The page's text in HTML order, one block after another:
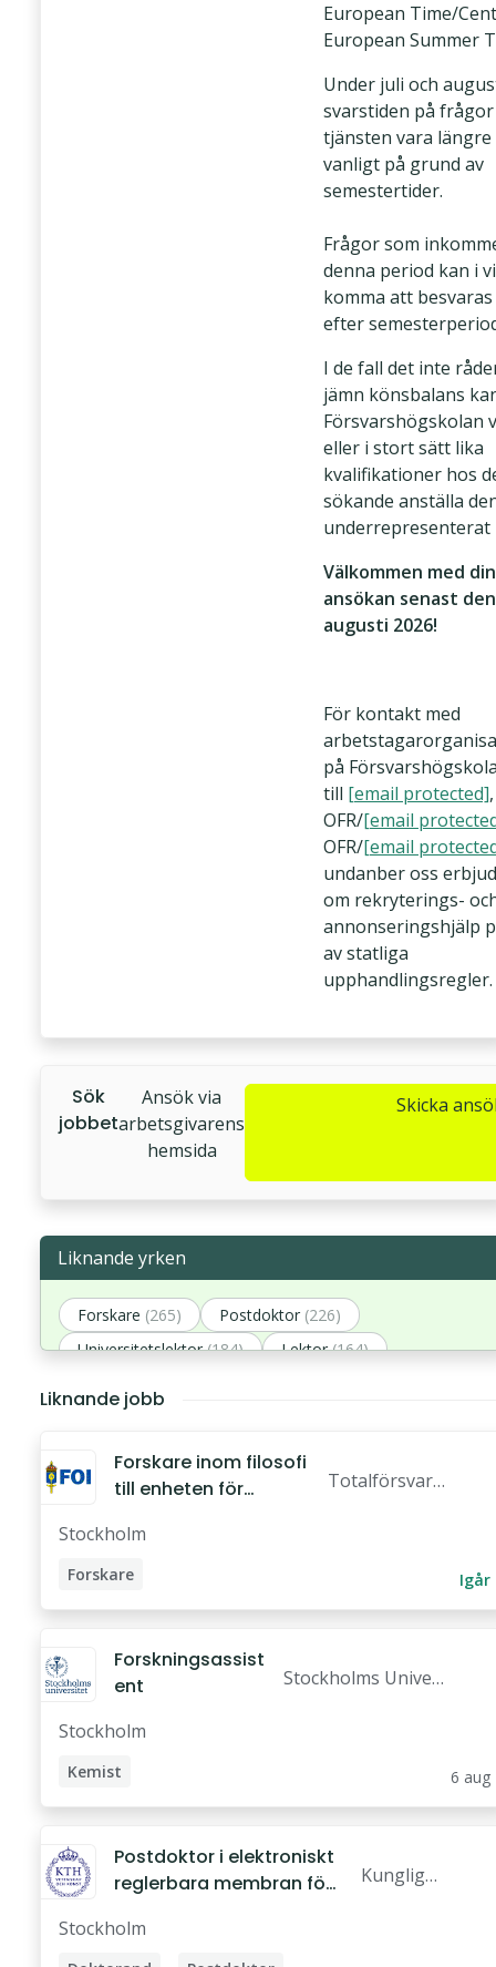
European Time/
European Summer
Under juli och
svarstiden på
tjänsten vara längre
vanligt på grund av
semestertider.
Frågor som
denna period kan i
komma att
efter
I de fall det inte
jämn könsbalans
Försvarshögskolan
eller i stort sätt lika
kvalifikationer hos
sökande anställa
underrepresenterat
Välkommen med din
ansökan senast
augusti 2026!
För kontakt med
på
till [email protected],
OFR/[email
OFR/[email
undanber oss
om rekryterings-
annonseringshjälp
av statliga
upphandlingsregler.
Sök
jobbet
Ansök via
arbetsgivarens
hemsida
Skicka
Liknande yrken
Forskare (265) Postdoktor (226)
Universitetslektor (184) Lektor (164)
Liknande jobb
Forskare inom filosofi
till enheten för
t
Totalförsvare
Stockholm
Forskare Igår
Forskningsassist
ent
Stockholms Univer
Stockholm
Kemist
Forskningsassistent
6 aug
Postdoktor i elektroniskt
reglerbara membran för
Kungliga
Stockholm